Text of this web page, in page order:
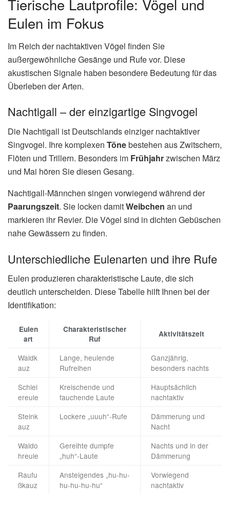
Tierische Lautprofile: Vögel und
Eulen im Fokus
Im Reich der nachtaktiven Vögel finden Sie
außergewöhnliche Gesänge und Rufe vor. Diese
akustischen Signale haben besondere Bedeutung für das
Überleben der Arten.
Nachtigall – der einzigartige Singvogel
Die Nachtigall ist Deutschlands einziger nachtaktiver
Singvogel. Ihre komplexen Tönebestehen aus Zwitschern,
Flöten und Trillern. Besonders im Frühjahrzwischen März
und Mai hören Sie diesen Gesang.
Nachtigall-Männchen singen vorwiegend während der
Paarungszeit. Sie locken damitWeibchen an und
markieren ihr Revier. Die Vögel sind in dichten Gebüschen
nahe Gewässern zu finden.
Unterschiedliche Eulenarten und ihre Rufe
Eulen produzieren charakteristische Laute, die sich
deutlich unterscheiden. Diese Tabelle hilft Ihnen bei der
Identifikation:
Eulen
art
Charakteristischer
Ruf
Aktivitätszeit
Waldk
auz
Lange, heulende
Rufreihen
Ganzjährig,
besonders nachts
Schlei
ereule
Kreischende und
fauchende Laute
Hauptsächlich
nachtaktiv
Steink
auz
Lockere „uuuh“-Rufe
Dämmerung und
Nacht
Waldo
hreule
Gereihte dumpfe
„huh“-Laute
Nachts und in der
Dämmerung
Raufu
ßkauz
Ansteigendes „hu-hu-
hu-hu-hu-hu“
Vorwiegend
nachtaktiv